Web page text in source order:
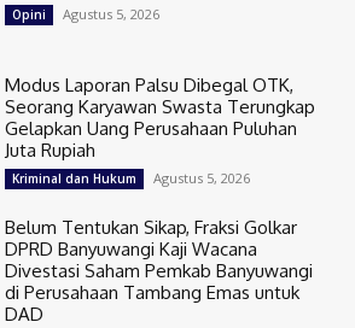
Opini Agustus 5, 2026
Modus Laporan Palsu Dibegal OTK,
Seorang Karyawan Swasta Terungkap
Gelapkan Uang Perusahaan Puluhan
Juta Rupiah
Kriminal dan Hukum Agustus 5, 2026
Belum Tentukan Sikap, Fraksi Golkar
DPRD Banyuwangi Kaji Wacana
Divestasi Saham Pemkab Banyuwangi
di Perusahaan Tambang Emas untuk
DAD